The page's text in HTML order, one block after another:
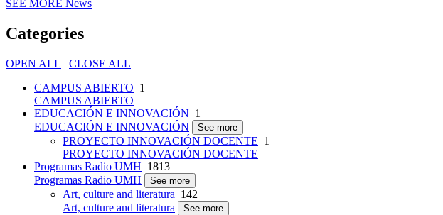
SEE MORE News
Categories
OPEN ALL | CLOSE ALL
CAMPUS ABIERTO 1
CAMPUS ABIERTO
EDUCACIÓN E INNOVACIÓN 1
EDUCACIÓN E INNOVACIÓN
See more
PROYECTO INNOVACIÓN DOCENTE 1
PROYECTO INNOVACIÓN DOCENTE
Programas Radio UMH 1813
Programas Radio UMH
See more
Art, culture and literatura 142
Art, culture and literatura
See more